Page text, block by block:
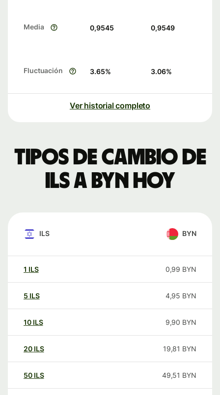
Media 0,9545 0,9549
Fluctuación 3.65% 3.06%
Ver historial completo
Tipos de cambio de
ILS a BYN hoy
ILS BYN
1 ILS 0,99 BYN
5 ILS 4,95 BYN
10 ILS 9,90 BYN
20 ILS 19,81 BYN
50 ILS 49,51 BYN